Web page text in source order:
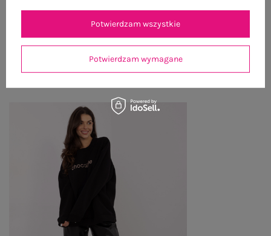
ZWROTY I REKLAMACJE
OSTATNIO OGLĄDANE
Zobacz wszystko
Potwierdzam wymagane
Potwierdzam wszystkie